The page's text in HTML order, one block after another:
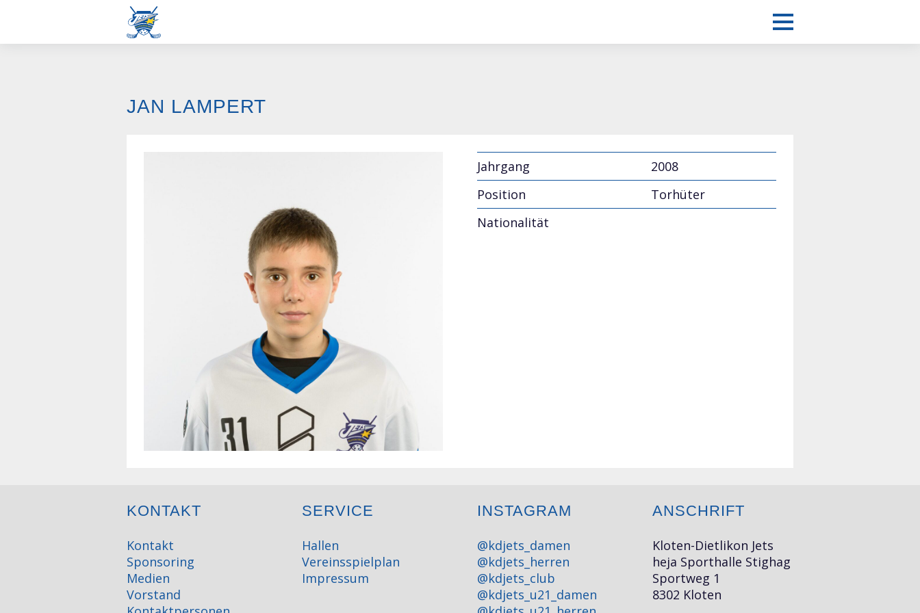
JAN LAMPERT
Jahrgang
2008
Position
Torhüter
Nationalität
KONTAKT
Kontakt
Sponsoring
Medien
Vorstand
SERVICE
Hallen
Vereinsspielplan
Impressum
INSTAGRAM
@kdjets_damen
@kdjets_herren
@kdjets_club
@kdjets_u21_damen
ANSCHRIFT
Kloten-Dietlikon Jets
heja Sporthalle Stighag
Sportweg 1
8302 Kloten